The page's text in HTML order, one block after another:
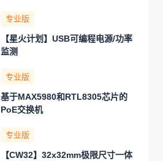
专业版
【星火计划】USB可编程电源/功率
监测
专业版
基于MAX5980和RTL8305芯片的
PoE交换机
专业版
【CW32】32x32mm极限尺寸一体